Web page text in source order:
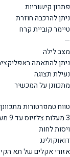
פתרון קישוריות
ניתן להרכבה חוזרת
טיימר קוביית קרח
—
מצב לילה
ניתן להתאמה
נעילת תצוגה
מתכוונן על המכשיר
טווח טמפרטורות מתכוונן
3 מעלות צלזיוס עד 9 מעלות צלזיוס
ויסות לחות
דואוקולינג
אזורי אקלים של תא